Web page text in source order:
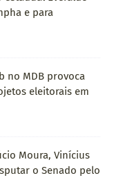
e para
no MDB provoca
eleitorais em
Moura, Vinícius
o Senado pelo